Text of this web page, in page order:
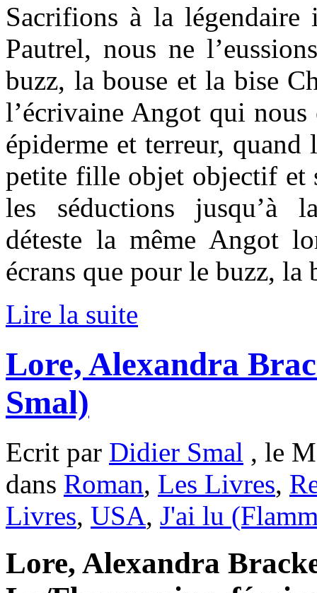
Sacrifions à la
Pautrel, nous ne
buzz, la bouse et la bise
l’écrivaine Angot qui nous
épiderme et terreur,
petite fille objet objectif et
les séductions jusqu’à
déteste la même Angot
écrans que pour le buzz, la
Lire la suite
Lore, Alexandra
Smal)
Ecrit par Didier Smal , le
dans Roman, Les Livres,
Livres, USA, J'ai lu
Lore, Alexandra